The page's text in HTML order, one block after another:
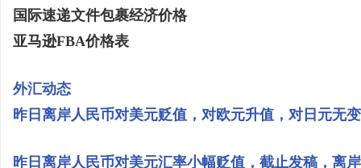
国际速递文件包裹经济价格
亚马逊FBA价格表
外汇动态
昨日离岸人民币对美元贬值，对欧元升值，对日元无
昨日离岸人民币对美元汇率小幅贬值，截止发稿，离